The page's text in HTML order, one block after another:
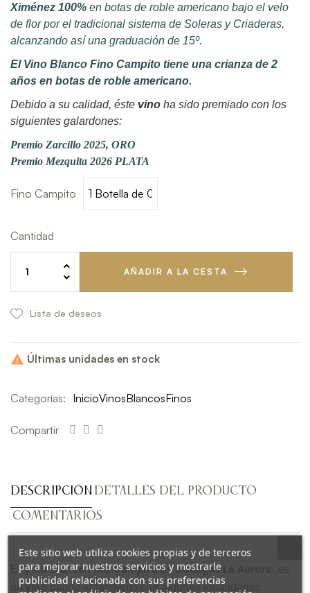
Ximénez 100% en botas de roble americano bajo el velo
de flor por el tradicional sistema de Soleras y Criaderas,
alcanzando así una graduación de 15º.
El Vino Blanco Fino Campito tiene una crianza de 2
años en botas de roble americano.
Debido a su calidad, éste vino ha sido premiado con los
siguientes galardones:
Premio Zarcillo 2025, ORO
Premio Mezquita 2026 PLATA
Fino Campito
Cantidad
AÑADIR A LA CESTA
Lista de deseos
 Últimas unidades en stock
Categorías: InicioVinosBlancosFinos
Compartir
DESCRIPCIÓN DETALLES DEL PRODUCTO
COMENTARIOS
ElVino Blanco Fino Campitode Bodegas La Aurora
unvinopálido amarillento con algunas tonalidades
Este sitio web utiliza cookies propias y de terceros
para mejorar nuestros servicios y mostrarle
publicidad relacionada con sus preferencias